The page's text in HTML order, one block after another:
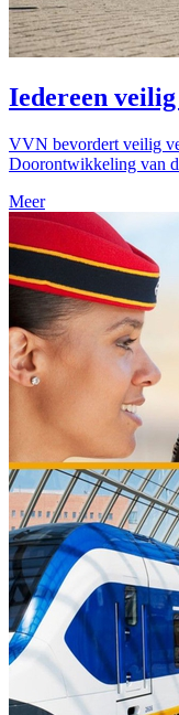
Iedereen
VVN bevordert veilig
Doorontwikkeling van
Meer